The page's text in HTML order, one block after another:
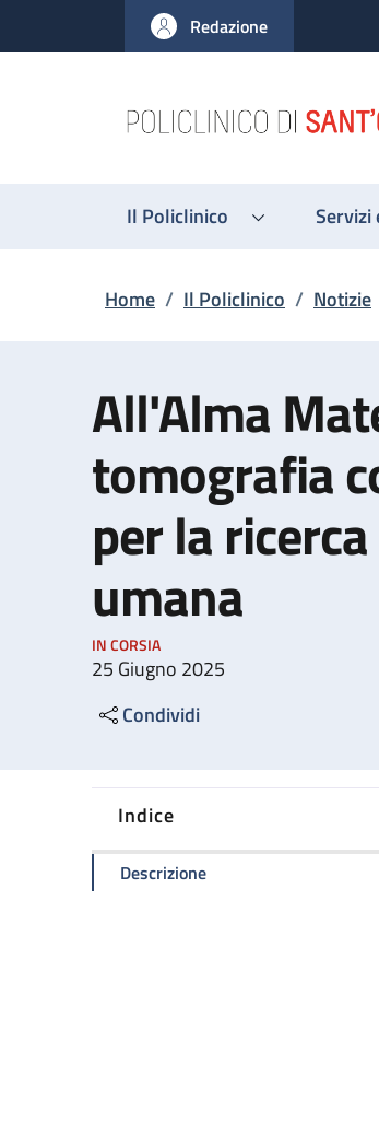
al contenuto principale
to footer content
Redazione
Il Policlinico Servizi
Briciole di
Home / Il Policlinico / Notizie
All'Alma
tomografia
per la
umana
IN CORSIA
25 Giugno 2025
Condividi
Indice
Descrizionedella pagina All'Alma